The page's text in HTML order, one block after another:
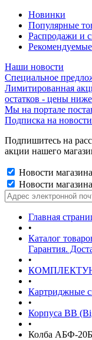
Новинки
Популярные
Распродажи и
Наши новости
Специальное
Лимитированная
остатков - цены
Мы на портале
Подписка на
Подпишитесь на
акции нашего
Новости магазина
Новости магазина
Главная
•
Каталог
Гарантия.
•
•
Картриджные
•
Корпуса BB
•
Колба АБФ-